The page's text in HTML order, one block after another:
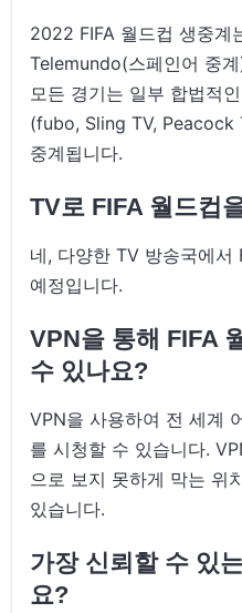
2022 FIFA 월드컵 생중계
Telemundo(스페인어 중
모든 경기는 일부 합법적
(fubo, Sling TV, Peacock
중계됩니다.
TV로 FIFA 월드컵
네, 다양한 TV 방송국에서
예정입니다.
VPN을 통해 FIFA
수 있나요?
VPN을 사용하여 전 세계
를 시청할 수 있습니다.
으로 보지 못하게 막는 위
있습니다.
가장 신뢰할 수 있
요?